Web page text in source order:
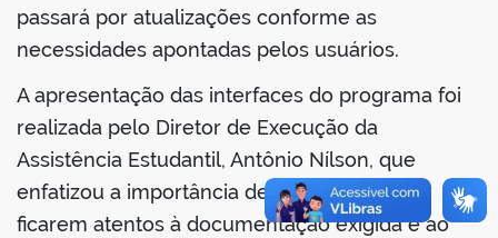
passará por atualizações conforme as
necessidades apontadas pelos usuários.
A apresentação das interfaces do programa foi
realizada pelo Diretor de Execução da
Assistência Estudantil, Antônio Nílson, que
enfatizou a importância de os estudantes
ficarem atentos à documentação exigida e ao